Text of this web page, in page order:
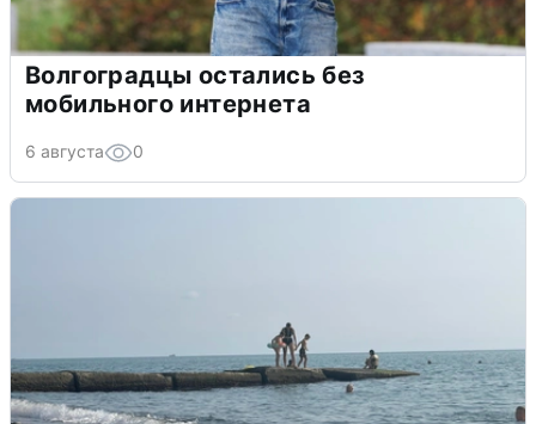
Волгоградцы остались без
мобильного интернета
6 августа 0